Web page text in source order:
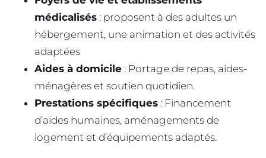
médicalisés : proposent à des adultes un
hébergement, une animation et des activités
adaptées
Aides à domicile : Portage de repas, aides-
ménagères et soutien quotidien.
Prestations spécifiques : Financement
d’aides humaines, aménagements de
logement et d’équipements adaptés.